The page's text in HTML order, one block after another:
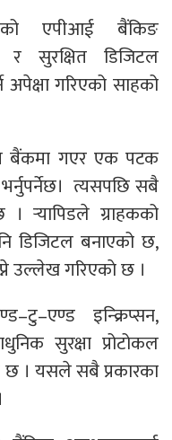
एपीआई बैंकिङ
सुरक्षित डिजिटल
गरिएको साहको
बैंकमा गएर एक पटक
त्यसपछि सबै
र्‍यापिडले ग्राहकको
डिजिटल बनाएको छ,
उल्लेख गरिएकाे छ ।
इन्क्रिप्सन,
सुरक्षा प्रोटोकल
छ । यसले सबै प्रकारका